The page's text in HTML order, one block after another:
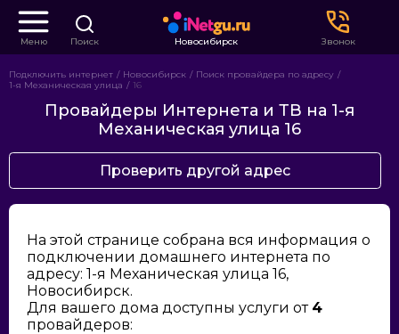
Меню Поиск Новосибирск Звонок
Подключить интернет Новосибирск
Поиск провайдера по адресу
1-я Механическая улица
16
Провайдеры Интернета и ТВ на 1-я
Механическая улица 16
Проверить другой адрес
На этой странице собрана вся информация о
подключении домашнего интернета по
адресу: 1-я Механическая улица 16,
Новосибирск.
Для вашего дома доступны услуги от 4
провайдеров: